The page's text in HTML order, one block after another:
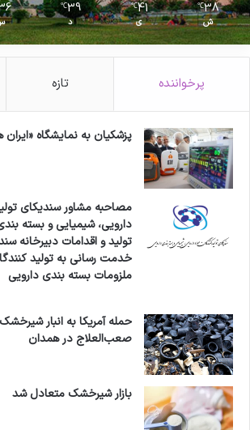
38
℃
ش
41
℃
ی
39
℃
د
پرخواننده تازه
پزشکیان به نمایشگاه
مصاحبه مشاور سندیکای
دارویی، شیمیایی و بسته
تولید و اقدامات دبیرخانه
خدمت رسانی به تولید
ملزومات بسته بندی دارویی
حمله آمریکا به انبار
صعب‌العلاج در همدان
بازار شیرخشک متعادل شد